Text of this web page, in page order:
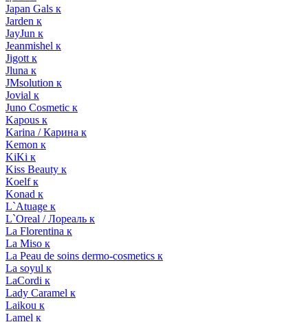
Japan Gals к
Jarden к
JayJun к
Jeanmishel к
Jigott к
Jluna к
JMsolution к
Jovial к
Juno Cosmetic к
Kapous к
Karina / Карина к
Kemon к
KiKi к
Kiss Beauty к
Koelf к
Konad к
L`Atuage к
L`Oreal / Лореаль к
La Florentina к
La Miso к
La Peau de soins dermo-cosmetics к
La soyul к
LaCordi к
Lady Caramel к
Laikou к
Lamel к